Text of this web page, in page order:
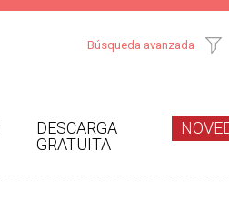
Búsqueda avanzada
DESCARGA
GRATUITA